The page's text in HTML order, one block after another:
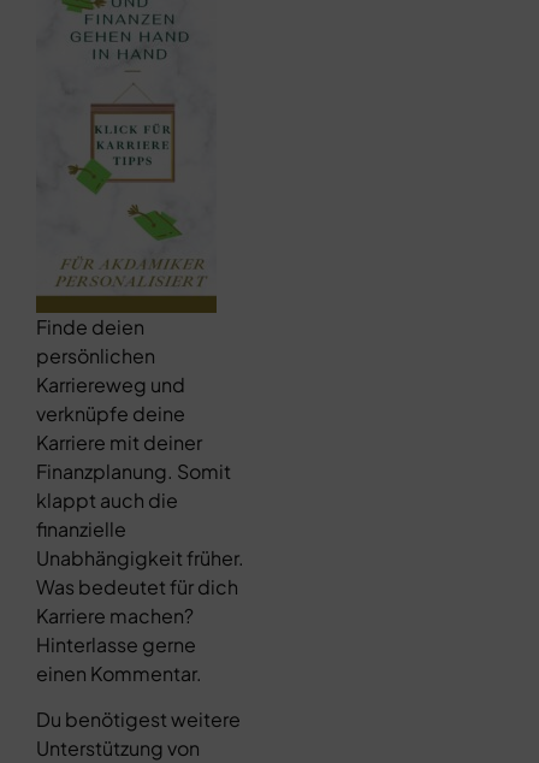
Finde deien
persönlichen
Karriereweg und
verknüpfe deine
Karriere mit deiner
Finanzplanung. Somit
klappt auch die
finanzielle
Unabhängigkeit früher.
Was bedeutet für dich
Karriere machen?
Hinterlasse gerne
einen Kommentar.
Du benötigest weitere
Unterstützung von